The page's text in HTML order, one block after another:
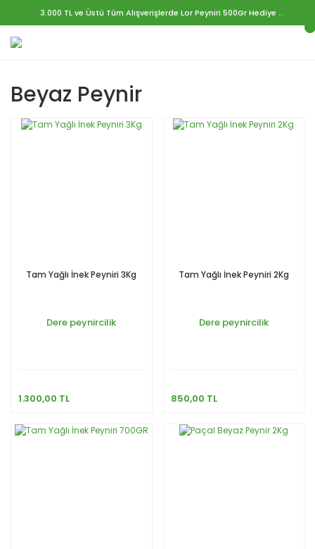
3.000 TL ve Üstü Tüm Alışverişlerde Lor Peyniri 500Gr Hediye ..
Beyaz Peynir
Tam Yağlı İnek Peyniri 3Kg
Dere peynircilik
1.300,00 TL
Tam Yağlı İnek Peyniri 2Kg
Dere peynircilik
850,00 TL